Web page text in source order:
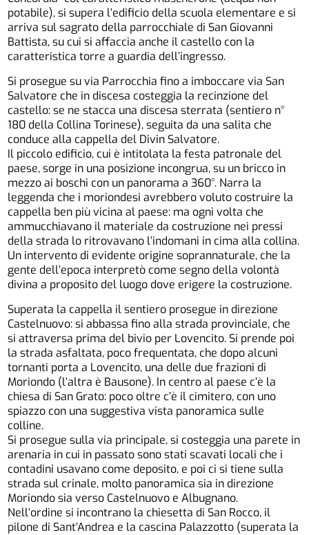
potabile), si supera l’edificio della scuola elementare e si
arriva sul sagrato della parrocchiale di San Giovanni
Battista, su cui si affaccia anche il castello con la
caratteristica torre a guardia dell’ingresso.
Si prosegue su via Parrocchia fino a imboccare via San
Salvatore che in discesa costeggia la recinzione del
castello: se ne stacca una discesa sterrata (sentiero n°
180 della Collina Torinese), seguita da una salita che
conduce alla cappella del Divin Salvatore.
Il piccolo edificio, cui è intitolata la festa patronale del
paese, sorge in una posizione incongrua, su un bricco in
mezzo ai boschi con un panorama a 360°. Narra la
leggenda che i moriondesi avrebbero voluto costruire la
cappella ben più vicina al paese: ma ogni volta che
ammucchiavano il materiale da costruzione nei pressi
della strada lo ritrovavano l’indomani in cima alla collina.
Un intervento di evidente origine soprannaturale, che la
gente dell’epoca interpretò come segno della volontà
divina a proposito del luogo dove erigere la costruzione.
Superata la cappella il sentiero prosegue in direzione
Castelnuovo: si abbassa fino alla strada provinciale, che
si attraversa prima del bivio per Lovencito. Si prende poi
la strada asfaltata, poco frequentata, che dopo alcuni
tornanti porta a Lovencito, una delle due frazioni di
Moriondo (l’altra è Bausone). In centro al paese c’è la
chiesa di San Grato: poco oltre c’è il cimitero, con uno
spiazzo con una suggestiva vista panoramica sulle
colline.
Si prosegue sulla via principale, si costeggia una parete in
arenaria in cui in passato sono stati scavati locali che i
contadini usavano come deposito, e poi ci si tiene sulla
strada sul crinale, molto panoramica sia in direzione
Moriondo sia verso Castelnuovo e Albugnano.
Nell’ordine si incontrano la chiesetta di San Rocco, il
pilone di Sant’Andrea e la cascina Palazzotto (superata la